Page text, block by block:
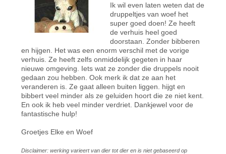
Ik wil even laten weten dat de
druppeltjes van woef het
super goed doen! Ze heeft
de verhuis heel goed
doorstaan. Zonder bibberen
en hijgen. Het was een enorm verschil met de vorige
verhuis. Ze heeft zelfs onmiddelijk gegeten in haar
nieuwe omgeving. Iets wat ze zonder die druppels nooit
gedaan zou hebben. Ook merk ik dat ze aan het
veranderen is. Ze gaat alleen buiten liggen. hijgt en
bibbert veel minder als ze geluiden hoort die ze niet kent.
En ook ik heb veel minder verdriet. Dankjewel voor de
fantastische hulp!
Groetjes Elke en Woef
Disclaimer: werking varieert van dier tot dier en is niet gebaseerd op